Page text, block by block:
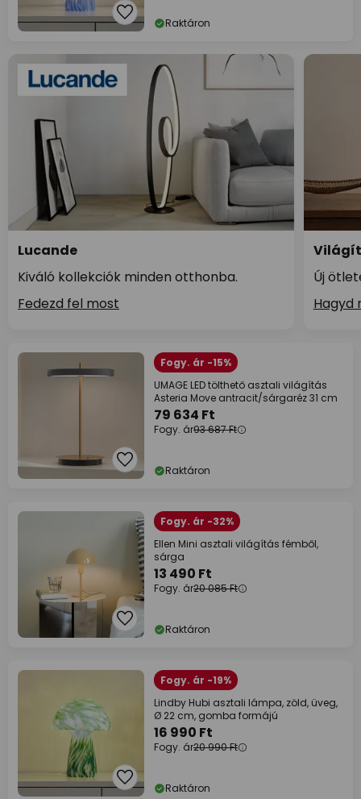
Raktáron
Lucande
Kiváló kollekciók minden otthonba.
Fedezd fel most
Új
Hagyd
Fogy. ár -15%
UMAGE LED tölthető asztali világítás
Asteria Move antracit/sárgaréz 31 cm
79 634 Ft
Fogy. ár93 687 Ft
Raktáron
Fogy. ár -32%
Ellen Mini asztali világítás fémből,
sárga
13 490 Ft
Fogy. ár20 085 Ft
Raktáron
Fogy. ár -19%
Lindby Hubi asztali lámpa, zöld, üveg,
Ø 22 cm, gomba formájú
16 990 Ft
Fogy. ár20 990 Ft
Raktáron